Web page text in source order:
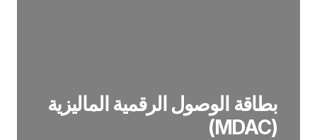
بطاقة الوصول الرقمية الماليزية
(MDAC)